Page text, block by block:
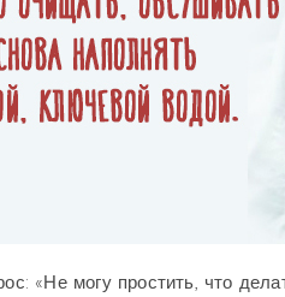
«Не могу простить, что